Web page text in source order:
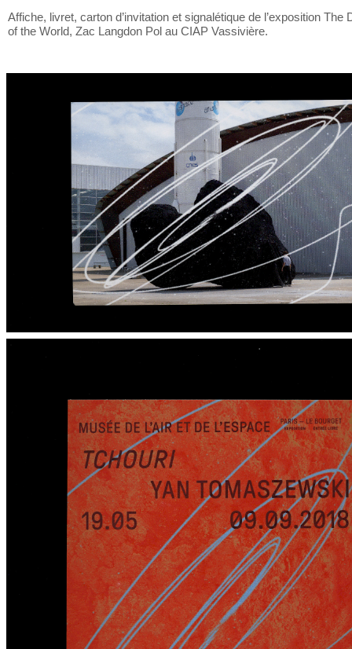
Affiche, livret, carton d’invitation et signalétique de l’exposition The
of the World, Zac Langdon Pol au CIAP Vassivière.